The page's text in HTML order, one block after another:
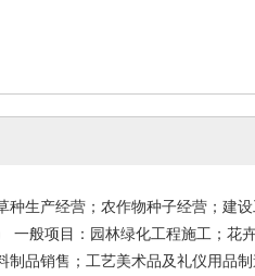
生产经营；农作物种子经营；建
一般项目：园林绿化工程施工；花
品销售；工艺美术品及礼仪用品